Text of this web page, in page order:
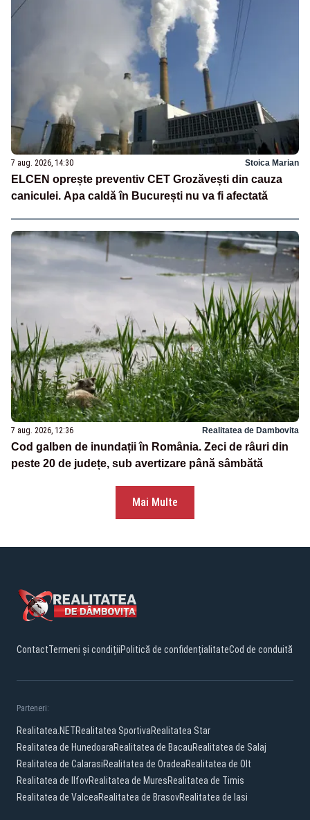
7 aug. 2026, 14:30 Stoica Marian
ELCEN oprește preventiv CET Grozăvești din cauza
caniculei. Apa caldă în București nu va fi afectată
7 aug. 2026, 12:36 Realitatea de Dambovita
Cod galben de inundații în România. Zeci de râuri din
peste 20 de județe, sub avertizare până sâmbătă
Mai Multe
ContactTermeni și condițiiPolitică de confidențialitateCod de conduită
Parteneri:
Realitatea.NETRealitatea SportivaRealitatea Star
Realitatea de HunedoaraRealitatea de BacauRealitatea de Salaj
Realitatea de CalarasiRealitatea de OradeaRealitatea de Olt
Realitatea de IlfovRealitatea de MuresRealitatea de Timis
Realitatea de ValceaRealitatea de BrasovRealitatea de Iasi